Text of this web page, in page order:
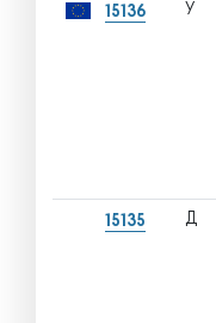
15136 У
15135 Д